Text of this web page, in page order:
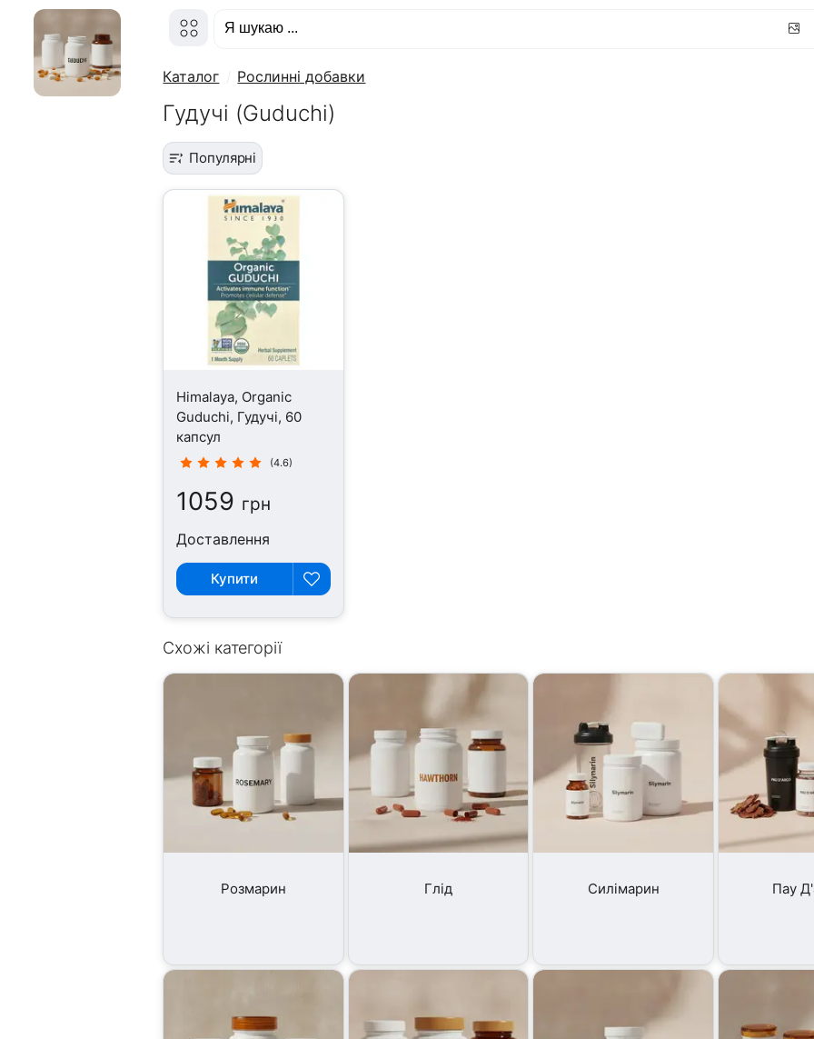
Каталог Рослинні добавки
Гудучі (Guduchi)
Популярні
Himalaya, Organic
Guduchi, Гудучі, 60
капсул
(4.6)
1059 грн
Доставлення
Купити
Схожі категорії
Розмарин Глід Силімарин Пау